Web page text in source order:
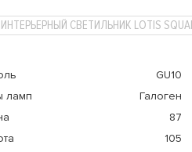
ИНТЕРЬЕРНЫЙ СВЕТИЛЬНИК LOTIS
GU10
ламп
Галоген
87
105